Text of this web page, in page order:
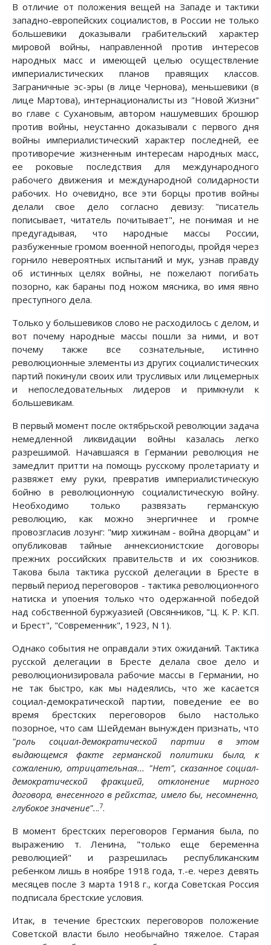
В отличие от положения вещей на Западе и тактики
западно-европейских социалистов, в России не только
большевики доказывали грабительский характер
мировой войны, направленной против интересов
народных масс и имеющей целью осуществление
империалистических планов правящих классов.
Заграничные эс-эры (в лице Чернова), меньшевики (в
лице Мартова), интернационалисты из "Новой Жизни"
во главе с Сухановым, автором нашумевших брошюр
против войны, неустанно доказывали с первого дня
войны империалистический характер последней, ее
противоречие жизненным интересам народных масс,
ее роковые последствия для международного
рабочего движения и международной солидарности
рабочих. Но очевидно, все эти борцы против войны
делали свое дело согласно девизу: "писатель
пописывает, читатель почитывает", не понимая и не
предугадывая, что народные массы России,
разбуженные громом военной непогоды, пройдя через
горнило невероятных испытаний и мук, узнав правду
об истинных целях войны, не пожелают погибать
позорно, как бараны под ножом мясника, во имя явно
преступного дела.
Только у большевиков слово не расходилось с делом, и
вот почему народные массы пошли за ними, и вот
почему также все сознательные, истинно
революционные элементы из других социалистических
партий покинули своих или трусливых или лицемерных
и непоследовательных лидеров и примкнули к
большевикам.
В первый момент после октябрьской революции задача
немедленной ликвидации войны казалась легко
разрешимой. Начавшаяся в Германии революция не
замедлит притти на помощь русскому пролетариату и
развяжет ему руки, превратив империалистическую
бойню в революционную социалистическую войну.
Необходимо только развязать германскую
революцию, как можно энергичнее и громче
провозгласив лозунг: "мир хижинам - война дворцам" и
опубликовав тайные аннексионистские договоры
прежних российских правительств и их союзников.
Такова была тактика русской делегации в Бресте в
первый период переговоров - тактика революционного
натиска и упоения только что одержанной победой
над собственной буржуазией (Овсянников, "Ц. К. Р. К.П.
и Брест", "Современник", 1923, N 1).
Однако события не оправдали этих ожиданий. Тактика
русской делегации в Бресте делала свое дело и
революционизировала рабочие массы в Германии, но
не так быстро, как мы надеялись, что же касается
социал-демократической партии, поведение ее во
время брестских переговоров было настолько
позорное, что сам Шейдеман вынужден признать, что
"роль социал-демократической партии в этом
выдающемся факте германской политики была, к
сожалению, отрицательная... "Нет", сказанное социал-
демократической фракцией, отклонение мирного
договора, внесенного в рейхстаг, имело бы, несомненно,
глубокое значение"...7.
В момент брестских переговоров Германия была, по
выражению т. Ленина, "только еще беременна
революцией" и разрешилась республиканским
ребенком лишь в ноябре 1918 года, т.-е. через девять
месяцев после 3 марта 1918 г., когда Советская Россия
подписала брестские условия.
Итак, в течение брестских переговоров положение
Советской власти было необычайно тяжелое. Старая